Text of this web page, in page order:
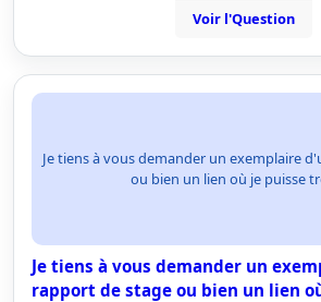
Voir l'Question
Je tiens à vous demander un exemplaire
ou bien un lien où je puisse
Je tiens à vous demander un
rapport de stage ou bien un lien